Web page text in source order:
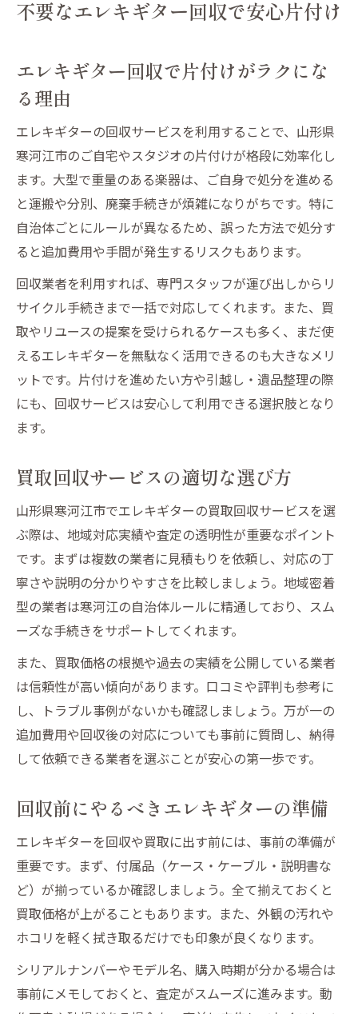
不要なエレキギター回収で安心片付け
エレキギター回収で片付けがラクにな
る理由
エレキギターの回収サービスを利用することで、山形県
寒河江市のご自宅やスタジオの片付けが格段に効率化し
ます。大型で重量のある楽器は、ご自身で処分を進める
と運搬や分別、廃棄手続きが煩雑になりがちです。特に
自治体ごとにルールが異なるため、誤った方法で処分す
ると追加費用や手間が発生するリスクもあります。
回収業者を利用すれば、専門スタッフが運び出しからリ
サイクル手続きまで一括で対応してくれます。また、買
取やリユースの提案を受けられるケースも多く、まだ使
えるエレキギターを無駄なく活用できるのも大きなメリ
ットです。片付けを進めたい方や引越し・遺品整理の際
にも、回収サービスは安心して利用できる選択肢となり
ます。
買取回収サービスの適切な選び方
山形県寒河江市でエレキギターの買取回収サービスを選
ぶ際は、地域対応実績や査定の透明性が重要なポイント
です。まずは複数の業者に見積もりを依頼し、対応の丁
寧さや説明の分かりやすさを比較しましょう。地域密着
型の業者は寒河江の自治体ルールに精通しており、スム
ーズな手続きをサポートしてくれます。
また、買取価格の根拠や過去の実績を公開している業者
は信頼性が高い傾向があります。口コミや評判も参考に
し、トラブル事例がないかも確認しましょう。万が一の
追加費用や回収後の対応についても事前に質問し、納得
して依頼できる業者を選ぶことが安心の第一歩です。
回収前にやるべきエレキギターの準備
エレキギターを回収や買取に出す前には、事前の準備が
重要です。まず、付属品（ケース・ケーブル・説明書な
ど）が揃っているか確認しましょう。全て揃えておくと
買取価格が上がることもあります。また、外観の汚れや
ホコリを軽く拭き取るだけでも印象が良くなります。
シリアルナンバーやモデル名、購入時期が分かる場合は
事前にメモしておくと、査定がスムーズに進みます。動